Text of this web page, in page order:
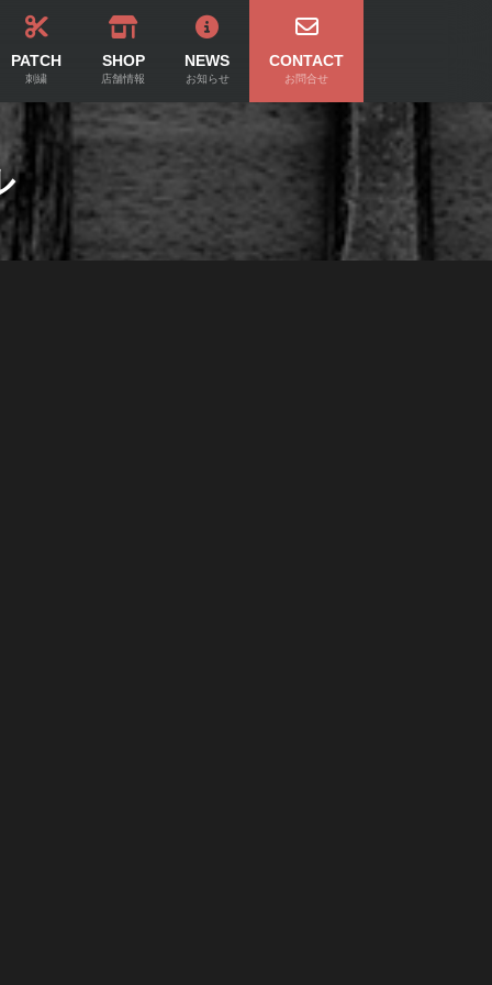
PATCH
刺繍
SHOP
店舗情報
NEWS
お知らせ
CONTACT
お問合せ